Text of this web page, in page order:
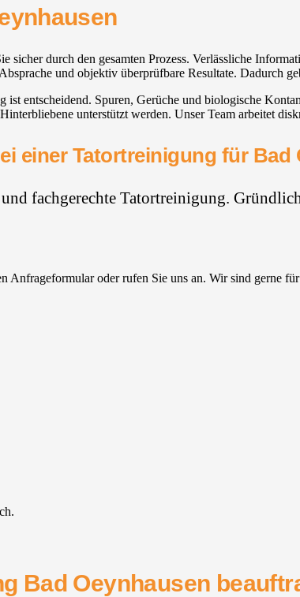
durch den gesamten Prozess. Verlässliche
und objektiv überprüfbare Resultate. Dadurch
entscheidend. Spuren, Gerüche und biologische
unterstützt werden. Unser Team arbeitet
einer Tatortreinigung für Bad
fachgerechte Tatortreinigung.
Anfrageformular oder rufen Sie uns an. Wir sind gerne
Bad Oeynhausen